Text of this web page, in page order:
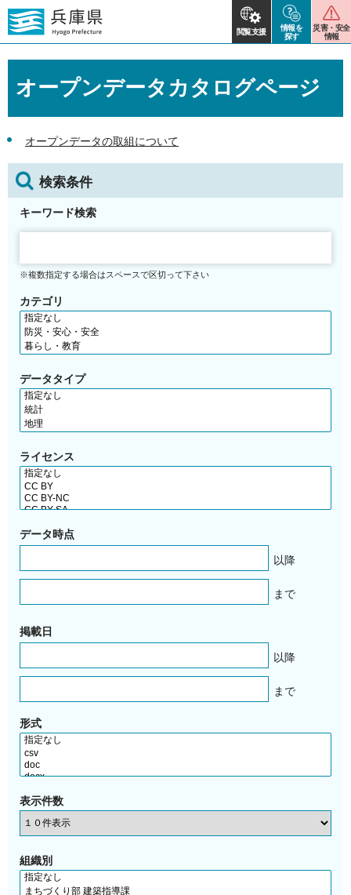
閲覧支援
情報を
探す
災害・安全
情報
オープンデータカタログページ
オープンデータの取組について
検索条件
キーワード検索
※複数指定する場合はスペースで区切って下さい
カテゴリ
データタイプ
ライセンス
データ時点
以降
まで
掲載日
以降
まで
形式
表示件数
組織別